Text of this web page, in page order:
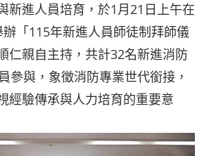
新進人員培育，於1月21日上午在
「115年新進人員師徒制拜師儀
仁親自主持，共計32名新進消防
參與，象徵消防專業世代銜接，
經驗傳承與人力培育的重要意